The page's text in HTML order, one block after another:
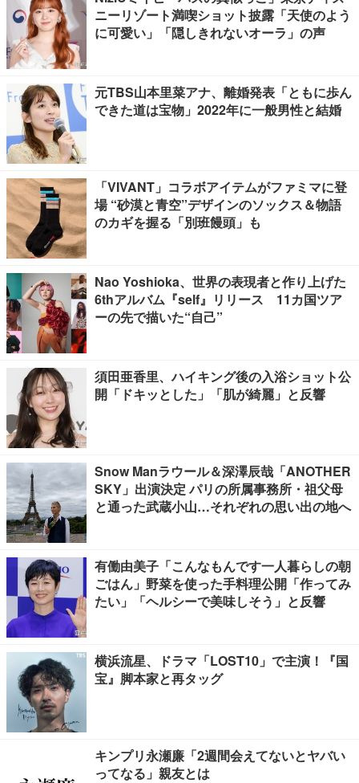
ニーリゾート満喫ショット披露「天使のよう
に可愛い」「隠しきれないオーラ」の声
元TBS山本里菜アナ、離婚発表「ともに歩ん
できた道は宝物」2022年に一般男性と結婚
「VIVANT」コラボアイテムがファミマに登
場 “砂漠と青空”デザインのソックス＆物語
のカギを握る「別班饅頭」も
Nao Yoshioka、世界の表現者と作り上げた
6thアルバム『self』リリース 11カ国ツア
ーの先で描いた“自己”
須田亜香里、ハイキング後の入浴ショット公
開「ドキッとした」「肌が綺麗」と反響
Snow Manラウール＆深澤辰哉「ANOTHER
SKY」出演決定 パリの所属事務所・祖父母
と通った武蔵小山…それぞれの思い出の地へ
有働由美子「こんなもんです一人暮らしの朝
ごはん」野菜を使った手料理公開「作ってみ
たい」「ヘルシーで美味しそう」と反響
横浜流星、ドラマ「LOST10」で主演！『国
宝』脚本家と再タッグ
キンプリ永瀬廉「2週間会えてないとヤバい
ってなる」親友とは